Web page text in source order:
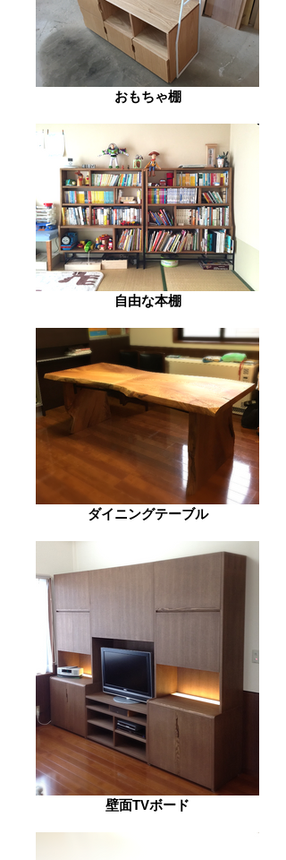
おもちゃ棚
自由な本棚
ダイニングテーブル
壁面TVボード